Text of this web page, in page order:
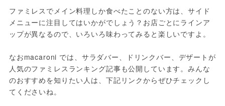
ファミレスでメイン料理しか食べたことのない方は、サイド
メニューに注目してはいかがでしょう？お店ごとにラインア
ップが異なるので、いろいろ味わってみると楽しいですよ。
なおmacaroni では、サラダバー、ドリンクバー、デザートが
人気のファミレスランキング記事も公開しています。みんな
のおすすめを知りたい人は、下記リンクからぜひチェックし
てくださいね。